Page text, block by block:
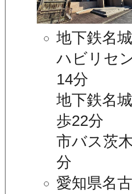
地下鉄名
ハビリセ
14分
地下鉄名
歩22分
市バス茨
分
愛知県名